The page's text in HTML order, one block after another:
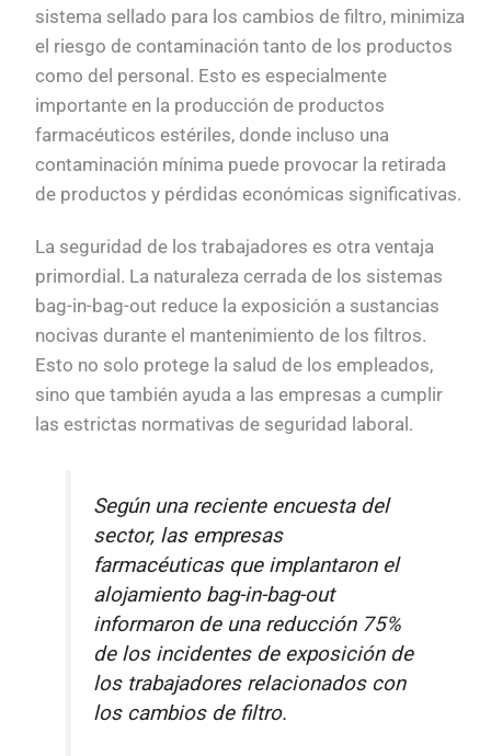
sistema sellado para los cambios de filtro, minimiza
el riesgo de contaminación tanto de los productos
como del personal. Esto es especialmente
importante en la producción de productos
farmacéuticos estériles, donde incluso una
contaminación mínima puede provocar la retirada
de productos y pérdidas económicas significativas.
La seguridad de los trabajadores es otra ventaja
primordial. La naturaleza cerrada de los sistemas
bag-in-bag-out reduce la exposición a sustancias
nocivas durante el mantenimiento de los filtros.
Esto no solo protege la salud de los empleados,
sino que también ayuda a las empresas a cumplir
las estrictas normativas de seguridad laboral.
Según una reciente encuesta del
sector, las empresas
farmacéuticas que implantaron el
alojamiento bag-in-bag-out
informaron de una reducción 75%
de los incidentes de exposición de
los trabajadores relacionados con
los cambios de filtro.